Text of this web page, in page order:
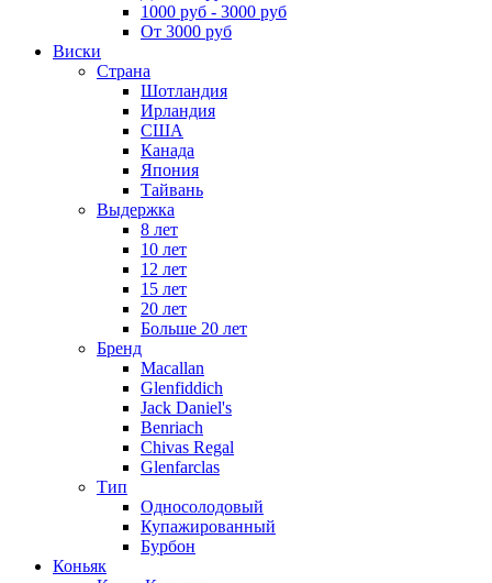
1000 руб - 3000 руб
От 3000 руб
Виски
Страна
Шотландия
Ирландия
США
Канада
Япония
Тайвань
Выдержка
8 лет
10 лет
12 лет
15 лет
20 лет
Больше 20 лет
Бренд
Macallan
Glenfiddich
Jack Daniel's
Benriach
Chivas Regal
Glenfarclas
Тип
Односолодовый
Купажированный
Бурбон
Коньяк